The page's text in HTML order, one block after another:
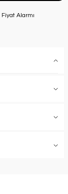
Fiyat Alarmı